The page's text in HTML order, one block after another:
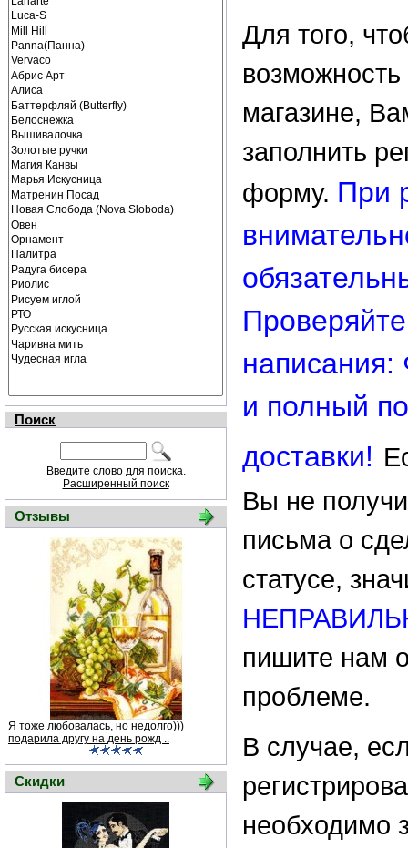
Поиск
Введите слово для поиска.
Расширенный поиск
Отзывы
Я тоже любовалась, но недолго)))
подарила другу на день рожд ..
Скидки
Для того,
возможность
магазине,
заполнить
форму. При
и полный
доставки!
Вы не
письма о
статусе,
пишите нам
проблеме.
В случае,
необходимо